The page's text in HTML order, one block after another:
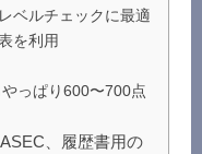
ベルチェックに最適
を利用
っぱり600〜700点
、履歴書用の